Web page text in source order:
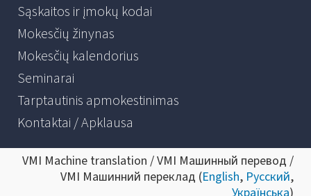
Sąskaitos ir įmokų kodai
Mokesčių žinynas
Mokesčių kalendorius
Seminarai
Tarptautinis apmokestinimas
Kontaktai / Apklausa
VMI Machine translation / VMI Машинный перевод /
VMI Машинний переклад (English, Русский,